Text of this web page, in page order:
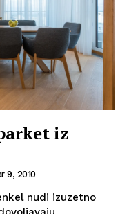
iz
9, 2010
nudi izuzetno